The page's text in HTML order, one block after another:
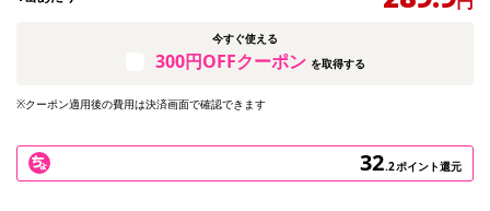
今すぐ使える
300円OFFクーポン を取得する
※クーポン適用後の費用は決済画面で確認できます
32.2ポイント還元